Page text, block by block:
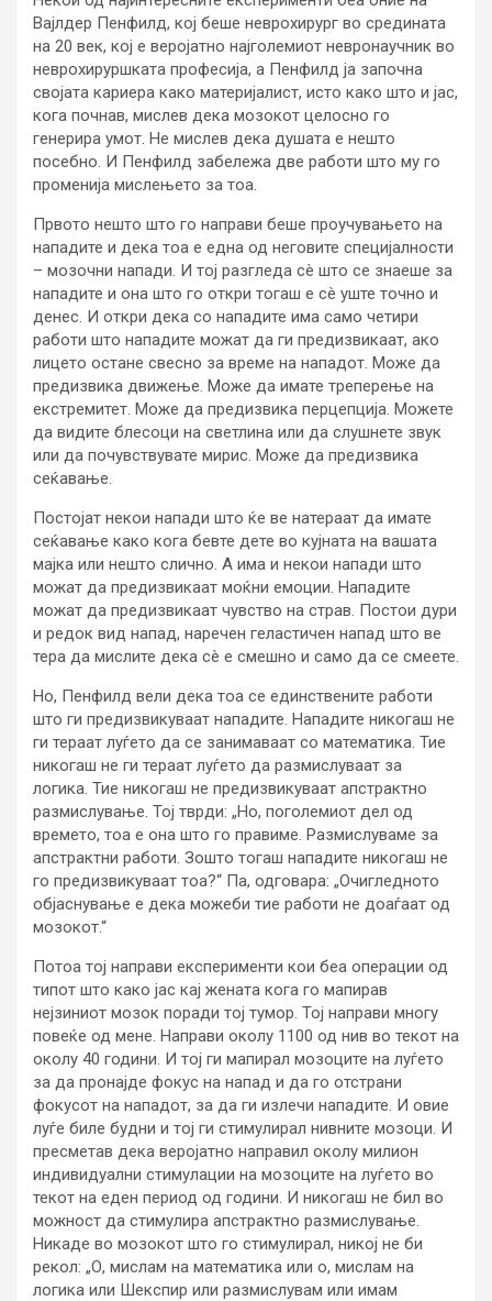
Вајлдер Пенфилд, кој беше неврохирург во средината
на 20 век, кој е веројатно најголемиот невронаучник во
неврохируршката професија, а Пенфилд ја започна
својата кариера како материјалист, исто како што и јас,
кога почнав, мислев дека мозокот целосно го
генерира умот. Не мислев дека душата е нешто
посебно. И Пенфилд забележа две работи што му го
променија мислењето за тоа.
Првото нешто што го направи беше проучувањето на
нападите и дека тоа е една од неговите специјалности
– мозочни напади. И тој разгледа сè што се знаеше за
нападите и она што го откри тогаш е сè уште точно и
денес. И откри дека со нападите има само четири
работи што нападите можат да ги предизвикаат, ако
лицето остане свесно за време на нападот. Може да
предизвика движење. Може да имате треперење на
екстремитет. Може да предизвика перцепција. Можете
да видите блесоци на светлина или да слушнете звук
или да почувствувате мирис. Може да предизвика
сеќавање.
Постојат некои напади што ќе ве натераат да имате
сеќавање како кога бевте дете во кујната на вашата
мајка или нешто слично. А има и некои напади што
можат да предизвикаат моќни емоции. Нападите
можат да предизвикаат чувство на страв. Постои дури
и редок вид напад, наречен геластичен напад што ве
тера да мислите дека сè е смешно и само да се смеете.
Но, Пенфилд вели дека тоа се единствените работи
што ги предизвикуваат нападите. Нападите никогаш не
ги тераат луѓето да се занимаваат со математика. Тие
никогаш не ги тераат луѓето да размислуваат за
логика. Тие никогаш не предизвикуваат апстрактно
размислување. Тој тврди: „Но, поголемиот дел од
времето, тоа е она што го правиме. Размислуваме за
апстрактни работи. Зошто тогаш нападите никогаш не
го предизвикуваат тоа?“ Па, одговара: „Очигледното
објаснување е дека можеби тие работи не доаѓаат од
мозокот.“
Потоа тој направи експерименти кои беа операции од
типот што како јас кај жената кога го мапирав
нејзиниот мозок поради тој тумор. Тој направи многу
повеќе од мене. Направи околу 1100 од нив во текот на
околу 40 години. И тој ги мапирал мозоците на луѓето
за да пронајде фокус на напад и да го отстрани
фокусот на нападот, за да ги излечи нападите. И овие
луѓе биле будни и тој ги стимулирал нивните мозоци. И
пресметав дека веројатно направил околу милион
индивидуални стимулации на мозоците на луѓето во
текот на еден период од години. И никогаш не бил во
можност да стимулира апстрактно размислување.
Никаде во мозокот што го стимулирал, никој не би
рекол: „О, мислам на математика или о, мислам на
логика или Шекспир или размислувам или имам